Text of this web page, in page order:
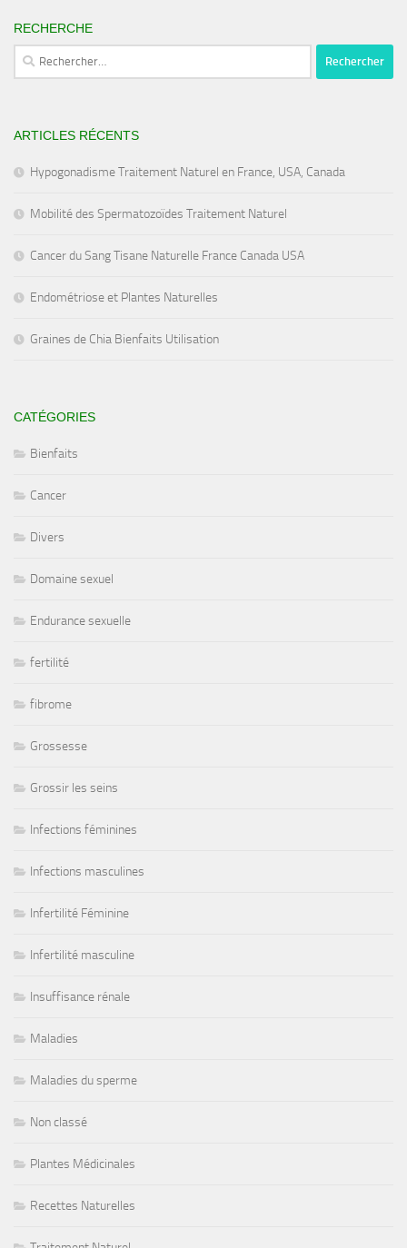
RECHERCHE
Rechercher :
ARTICLES RÉCENTS
Hypogonadisme Traitement Naturel en France, USA, Canada
Mobilité des Spermatozoïdes Traitement Naturel
Cancer du Sang Tisane Naturelle France Canada USA
Endométriose et Plantes Naturelles
Graines de Chia Bienfaits Utilisation
CATÉGORIES
Bienfaits
Cancer
Divers
Domaine sexuel
Endurance sexuelle
fertilité
fibrome
Grossesse
Grossir les seins
Infections féminines
Infections masculines
Infertilité Féminine
Infertilité masculine
Insuffisance rénale
Maladies
Maladies du sperme
Non classé
Plantes Médicinales
Recettes Naturelles